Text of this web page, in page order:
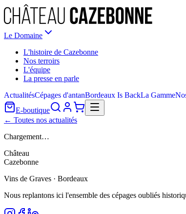
Le Domaine
L'histoire de Cazebonne
Nos terroirs
L'équipe
La presse en parle
ActualitésCépages d'antanBordeaux Is BackLa Gamme
E-boutique
← Toutes nos actualités
Chargement…
Château
Cazebonne
Vins de Graves · Bordeaux
Nous replantons ici l'ensemble des cépages oubliés